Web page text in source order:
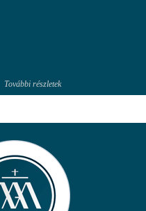
További részletek